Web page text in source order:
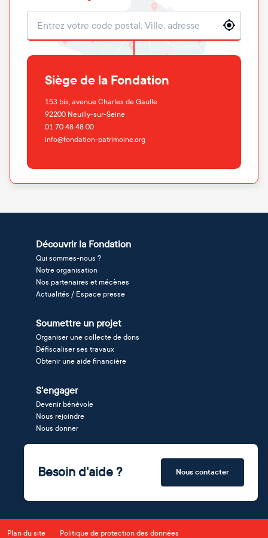
Localisation
Siège de la Fondation
153 bis, avenue Charles de Gaulle
92200 Neuilly-sur-Seine
01 70 48 48 00
info@fondation-patrimoine.org
Découvrir la Fondation
Qui sommes-nous ?
Notre organisation
Nos partenaires et mécènes
Actualités / Espace presse
Soumettre un projet
Organiser une collecte de dons
Défiscaliser ses travaux
Obtenir une aide financière
S'engager
Devenir bénévole
Nous rejoindre
Nous donner
Besoin d'aide ? Nous contacter
Plan du site Politique de protection des données